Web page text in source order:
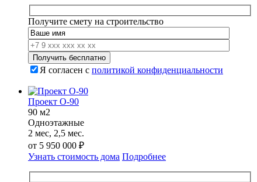
Получите смету на строительство
Я согласен с политикой конфиденциальности
Проект О-90
90 м2
Одноэтажные
2 мес, 2,5 мес.
от 5 950 000 ₽
Узнать стоимость дома Подробнее